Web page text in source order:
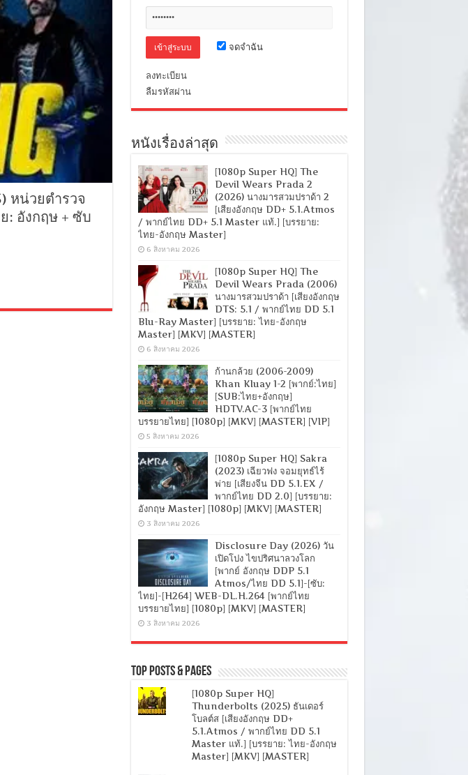
หน่วยตำรวจ
: อังกฤษ + ซับ
จดจำฉัน
ลงทะเบียน
ลืมรหัสผ่าน
หนังเรื่องล่าสุด
[1080p Super HQ] The
Devil Wears Prada 2
(2026) นางมารสวมปราด้า 2
[เสียงอังกฤษ DD+ 5.1.Atmos
/ พากย์ไทย DD+ 5.1 Master แท้.] [บรรยาย:
ไทย-อังกฤษ Master]
6 สิงหาคม 2026
[1080p Super HQ] The
Devil Wears Prada (2006)
นางมารสวมปราด้า [เสียงอังกฤษ
DTS: 5.1 / พากย์ไทย DD 5.1
Blu-Ray Master] [บรรยาย: ไทย-อังกฤษ
Master] [MKV] [MASTER]
6 สิงหาคม 2026
ก้านกล้วย (2006-2009)
Khan Kluay 1-2 [พากย์:ไทย]
[SUB:ไทย+อังกฤษ]
HDTV.AC-3 [พากย์ไทย
บรรยายไทย] [1080p] [MKV] [MASTER] [VIP]
5 สิงหาคม 2026
[1080p Super HQ] Sakra
(2023) เฉียวฟง จอมยุทธ์ไร้
พ่าย [เสียงจีน DD 5.1.EX /
พากย์ไทย DD 2.0] [บรรยาย:
อังกฤษ Master] [1080p] [MKV] [MASTER]
3 สิงหาคม 2026
Disclosure Day (2026) วัน
เปิดโปง ไขปริศนาลวงโลก
[พากย์ อังกฤษ DDP 5.1
Atmos/ไทย DD 5.1]-[ซับ:
ไทย]-[H264] WEB-DL.H.264 [พากย์ไทย
บรรยายไทย] [1080p] [MKV] [MASTER]
3 สิงหาคม 2026
Top Posts & Pages
[1080p Super HQ]
Thunderbolts (2025) ธันเดอร์
โบลต์ส [เสียงอังกฤษ DD+
5.1.Atmos / พากย์ไทย DD 5.1
Master แท้.] [บรรยาย: ไทย-อังกฤษ
Master] [MKV] [MASTER]